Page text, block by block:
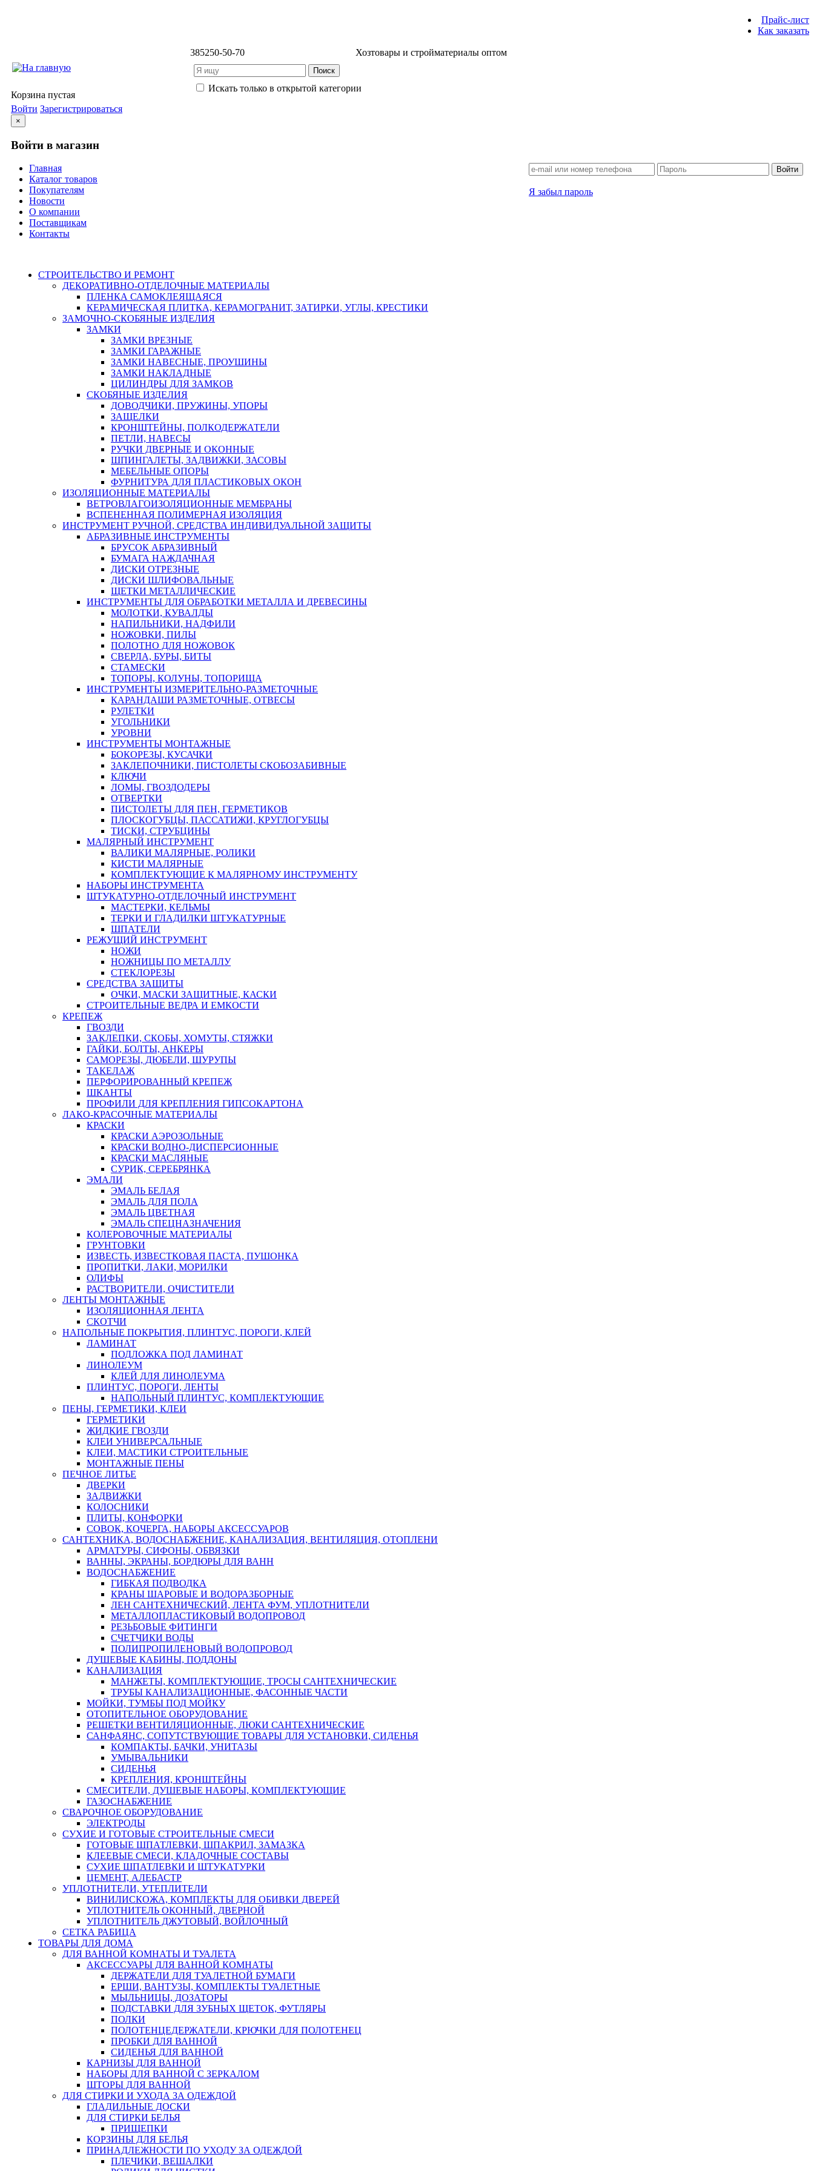
Прайс-лист
Как заказать
385250-50-70 Хозтовары и стройматериалы оптом
Искать только в открытой категории
Корзина пустая
Войти Зарегистрироваться
×
Войти в магазин
Войти
Я забыл пароль
Главная
Каталог товаров
Покупателям
Новости
О компании
Поставщикам
Контакты
СТРОИТЕЛЬСТВО И РЕМОНТ
ДЕКОРАТИВНО-ОТДЕЛОЧНЫЕ МАТЕРИАЛЫ
ПЛЕНКА САМОКЛЕЯЩАЯСЯ
КЕРАМИЧЕСКАЯ ПЛИТКА, КЕРАМОГРАНИТ, ЗАТИРКИ, УГЛЫ, КРЕСТИКИ
ЗАМОЧНО-СКОБЯНЫЕ ИЗДЕЛИЯ
ЗАМКИ
ЗАМКИ ВРЕЗНЫЕ
ЗАМКИ ГАРАЖНЫЕ
ЗАМКИ НАВЕСНЫЕ, ПРОУШИНЫ
ЗАМКИ НАКЛАДНЫЕ
ЦИЛИНДРЫ ДЛЯ ЗАМКОВ
СКОБЯНЫЕ ИЗДЕЛИЯ
ДОВОДЧИКИ, ПРУЖИНЫ, УПОРЫ
ЗАЩЕЛКИ
КРОНШТЕЙНЫ, ПОЛКОДЕРЖАТЕЛИ
ПЕТЛИ, НАВЕСЫ
РУЧКИ ДВЕРНЫЕ И ОКОННЫЕ
ШПИНГАЛЕТЫ, ЗАДВИЖКИ, ЗАСОВЫ
МЕБЕЛЬНЫЕ ОПОРЫ
ФУРНИТУРА ДЛЯ ПЛАСТИКОВЫХ ОКОН
ИЗОЛЯЦИОННЫЕ МАТЕРИАЛЫ
ВЕТРОВЛАГОИЗОЛЯЦИОННЫЕ МЕМБРАНЫ
ВСПЕНЕННАЯ ПОЛИМЕРНАЯ ИЗОЛЯЦИЯ
ИНСТРУМЕНТ РУЧНОЙ, СРЕДСТВА ИНДИВИДУАЛЬНОЙ ЗАЩИТЫ
АБРАЗИВНЫЕ ИНСТРУМЕНТЫ
БРУСОК АБРАЗИВНЫЙ
БУМАГА НАЖДАЧНАЯ
ДИСКИ ОТРЕЗНЫЕ
ДИСКИ ШЛИФОВАЛЬНЫЕ
ЩЕТКИ МЕТАЛЛИЧЕСКИЕ
ИНСТРУМЕНТЫ ДЛЯ ОБРАБОТКИ МЕТАЛЛА И ДРЕВЕСИНЫ
МОЛОТКИ, КУВАЛДЫ
НАПИЛЬНИКИ, НАДФИЛИ
НОЖОВКИ, ПИЛЫ
ПОЛОТНО ДЛЯ НОЖОВОК
СВЕРЛА, БУРЫ, БИТЫ
СТАМЕСКИ
ТОПОРЫ, КОЛУНЫ, ТОПОРИЩА
ИНСТРУМЕНТЫ ИЗМЕРИТЕЛЬНО-РАЗМЕТОЧНЫЕ
КАРАНДАШИ РАЗМЕТОЧНЫЕ, ОТВЕСЫ
РУЛЕТКИ
УГОЛЬНИКИ
УРОВНИ
ИНСТРУМЕНТЫ МОНТАЖНЫЕ
БОКОРЕЗЫ, КУСАЧКИ
ЗАКЛЕПОЧНИКИ, ПИСТОЛЕТЫ СКОБОЗАБИВНЫЕ
КЛЮЧИ
ЛОМЫ, ГВОЗДОДЕРЫ
ОТВЕРТКИ
ПИСТОЛЕТЫ ДЛЯ ПЕН, ГЕРМЕТИКОВ
ПЛОСКОГУБЦЫ, ПАССАТИЖИ, КРУГЛОГУБЦЫ
ТИСКИ, СТРУБЦИНЫ
МАЛЯРНЫЙ ИНСТРУМЕНТ
ВАЛИКИ МАЛЯРНЫЕ, РОЛИКИ
КИСТИ МАЛЯРНЫЕ
КОМПЛЕКТУЮЩИЕ К МАЛЯРНОМУ ИНСТРУМЕНТУ
НАБОРЫ ИНСТРУМЕНТА
ШТУКАТУРНО-ОТДЕЛОЧНЫЙ ИНСТРУМЕНТ
МАСТЕРКИ, КЕЛЬМЫ
ТЕРКИ И ГЛАДИЛКИ ШТУКАТУРНЫЕ
ШПАТЕЛИ
РЕЖУЩИЙ ИНСТРУМЕНТ
НОЖИ
НОЖНИЦЫ ПО МЕТАЛЛУ
СТЕКЛОРЕЗЫ
СРЕДСТВА ЗАЩИТЫ
ОЧКИ, МАСКИ ЗАЩИТНЫЕ, КАСКИ
СТРОИТЕЛЬНЫЕ ВЕДРА И ЕМКОСТИ
КРЕПЕЖ
ГВОЗДИ
ЗАКЛЕПКИ, СКОБЫ, ХОМУТЫ, СТЯЖКИ
ГАЙКИ, БОЛТЫ, АНКЕРЫ
САМОРЕЗЫ, ДЮБЕЛИ, ШУРУПЫ
ТАКЕЛАЖ
ПЕРФОРИРОВАННЫЙ КРЕПЕЖ
ШКАНТЫ
ПРОФИЛИ ДЛЯ КРЕПЛЕНИЯ ГИПСОКАРТОНА
ЛАКО-КРАСОЧНЫЕ МАТЕРИАЛЫ
КРАСКИ
КРАСКИ АЭРОЗОЛЬНЫЕ
КРАСКИ ВОДНО-ДИСПЕРСИОННЫЕ
КРАСКИ МАСЛЯНЫЕ
СУРИК, СЕРЕБРЯНКА
ЭМАЛИ
ЭМАЛЬ БЕЛАЯ
ЭМАЛЬ ДЛЯ ПОЛА
ЭМАЛЬ ЦВЕТНАЯ
ЭМАЛЬ СПЕЦНАЗНАЧЕНИЯ
КОЛЕРОВОЧНЫЕ МАТЕРИАЛЫ
ГРУНТОВКИ
ИЗВЕСТЬ, ИЗВЕСТКОВАЯ ПАСТА, ПУШОНКА
ПРОПИТКИ, ЛАКИ, МОРИЛКИ
ОЛИФЫ
РАСТВОРИТЕЛИ, ОЧИСТИТЕЛИ
ЛЕНТЫ МОНТАЖНЫЕ
ИЗОЛЯЦИОННАЯ ЛЕНТА
СКОТЧИ
НАПОЛЬНЫЕ ПОКРЫТИЯ, ПЛИНТУС, ПОРОГИ, КЛЕЙ
ЛАМИНАТ
ПОДЛОЖКА ПОД ЛАМИНАТ
ЛИНОЛЕУМ
КЛЕЙ ДЛЯ ЛИНОЛЕУМА
ПЛИНТУС, ПОРОГИ, ЛЕНТЫ
НАПОЛЬНЫЙ ПЛИНТУС, КОМПЛЕКТУЮЩИЕ
ПЕНЫ, ГЕРМЕТИКИ, КЛЕИ
ГЕРМЕТИКИ
ЖИДКИЕ ГВОЗДИ
КЛЕИ УНИВЕРСАЛЬНЫЕ
КЛЕИ, МАСТИКИ СТРОИТЕЛЬНЫЕ
МОНТАЖНЫЕ ПЕНЫ
ПЕЧНОЕ ЛИТЬЕ
ДВЕРКИ
ЗАДВИЖКИ
КОЛОСНИКИ
ПЛИТЫ, КОНФОРКИ
СОВОК, КОЧЕРГА, НАБОРЫ АКСЕССУАРОВ
САНТЕХНИКА, ВОДОСНАБЖЕНИЕ, КАНАЛИЗАЦИЯ, ВЕНТИЛЯЦИЯ, ОТОПЛЕНИ
АРМАТУРЫ, СИФОНЫ, ОБВЯЗКИ
ВАННЫ, ЭКРАНЫ, БОРДЮРЫ ДЛЯ ВАНН
ВОДОСНАБЖЕНИЕ
ГИБКАЯ ПОДВОДКА
КРАНЫ ШАРОВЫЕ И ВОДОРАЗБОРНЫЕ
ЛЕН САНТЕХНИЧЕСКИЙ, ЛЕНТА ФУМ, УПЛОТНИТЕЛИ
МЕТАЛЛОПЛАСТИКОВЫЙ ВОДОПРОВОД
РЕЗЬБОВЫЕ ФИТИНГИ
СЧЕТЧИКИ ВОДЫ
ПОЛИПРОПИЛЕНОВЫЙ ВОДОПРОВОД
ДУШЕВЫЕ КАБИНЫ, ПОДДОНЫ
КАНАЛИЗАЦИЯ
МАНЖЕТЫ, КОМПЛЕКТУЮЩИЕ, ТРОСЫ САНТЕХНИЧЕСКИЕ
ТРУБЫ КАНАЛИЗАЦИОННЫЕ, ФАСОННЫЕ ЧАСТИ
МОЙКИ, ТУМБЫ ПОД МОЙКУ
ОТОПИТЕЛЬНОЕ ОБОРУДОВАНИЕ
РЕШЕТКИ ВЕНТИЛЯЦИОННЫЕ, ЛЮКИ САНТЕХНИЧЕСКИЕ
САНФАЯНС, СОПУТСТВУЮЩИЕ ТОВАРЫ ДЛЯ УСТАНОВКИ, СИДЕНЬЯ
КОМПАКТЫ, БАЧКИ, УНИТАЗЫ
УМЫВАЛЬНИКИ
СИДЕНЬЯ
КРЕПЛЕНИЯ, КРОНШТЕЙНЫ
СМЕСИТЕЛИ, ДУШЕВЫЕ НАБОРЫ, КОМПЛЕКТУЮЩИЕ
ГАЗОСНАБЖЕНИЕ
СВАРОЧНОЕ ОБОРУДОВАНИЕ
ЭЛЕКТРОДЫ
СУХИЕ И ГОТОВЫЕ СТРОИТЕЛЬНЫЕ СМЕСИ
ГОТОВЫЕ ШПАТЛЕВКИ, ШПАКРИЛ, ЗАМАЗКА
КЛЕЕВЫЕ СМЕСИ, КЛАДОЧНЫЕ СОСТАВЫ
СУХИЕ ШПАТЛЕВКИ И ШТУКАТУРКИ
ЦЕМЕНТ, АЛЕБАСТР
УПЛОТНИТЕЛИ, УТЕПЛИТЕЛИ
ВИНИЛИСКОЖА, КОМПЛЕКТЫ ДЛЯ ОБИВКИ ДВЕРЕЙ
УПЛОТНИТЕЛЬ ОКОННЫЙ, ДВЕРНОЙ
УПЛОТНИТЕЛЬ ДЖУТОВЫЙ, ВОЙЛОЧНЫЙ
СЕТКА РАБИЦА
ТОВАРЫ ДЛЯ ДОМА
ДЛЯ ВАННОЙ КОМНАТЫ И ТУАЛЕТА
АКСЕССУАРЫ ДЛЯ ВАННОЙ КОМНАТЫ
ДЕРЖАТЕЛИ ДЛЯ ТУАЛЕТНОЙ БУМАГИ
ЕРШИ, ВАНТУЗЫ, КОМПЛЕКТЫ ТУАЛЕТНЫЕ
МЫЛЬНИЦЫ, ДОЗАТОРЫ
ПОДСТАВКИ ДЛЯ ЗУБНЫХ ЩЕТОК, ФУТЛЯРЫ
ПОЛКИ
ПОЛОТЕНЦЕДЕРЖАТЕЛИ, КРЮЧКИ ДЛЯ ПОЛОТЕНЕЦ
ПРОБКИ ДЛЯ ВАННОЙ
СИДЕНЬЯ ДЛЯ ВАННОЙ
КАРНИЗЫ ДЛЯ ВАННОЙ
НАБОРЫ ДЛЯ ВАННОЙ С ЗЕРКАЛОМ
ШТОРЫ ДЛЯ ВАННОЙ
ДЛЯ СТИРКИ И УХОДА ЗА ОДЕЖДОЙ
ГЛАДИЛЬНЫЕ ДОСКИ
ДЛЯ СТИРКИ БЕЛЬЯ
ПРИЩЕПКИ
КОРЗИНЫ ДЛЯ БЕЛЬЯ
ПРИНАДЛЕЖНОСТИ ПО УХОДУ ЗА ОДЕЖДОЙ
ПЛЕЧИКИ, ВЕШАЛКИ